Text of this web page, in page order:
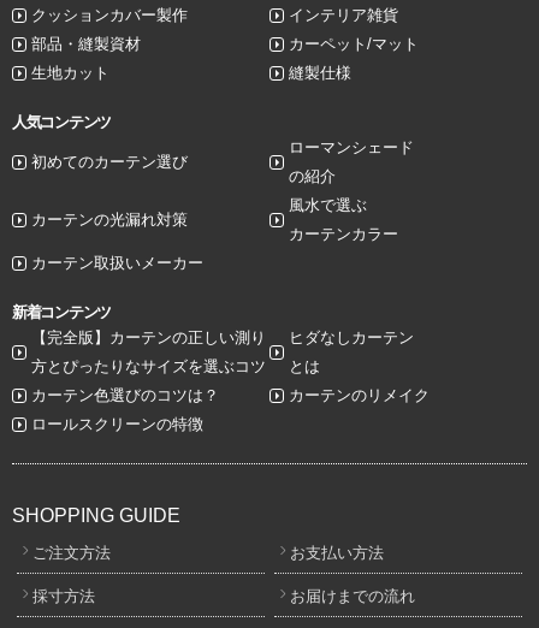
クッションカバー製作
インテリア雑貨
部品・縫製資材
カーペット/マット
生地カット
縫製仕様
人気コンテンツ
初めてのカーテン選び
ローマンシェード
の紹介
カーテンの光漏れ対策
風水で選ぶ
カーテンカラー
カーテン取扱いメーカー
新着コンテンツ
【完全版】カーテンの正しい測り
方とぴったりなサイズを選ぶコツ
ヒダなしカーテン
とは
カーテン色選びのコツは？
カーテンのリメイク
ロールスクリーンの特徴
SHOPPING GUIDE
ご注文方法 お支払い方法
採寸方法 お届けまでの流れ